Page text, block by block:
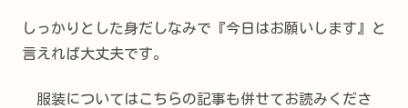
しっかりとした身だしなみで『今日はお願いします』と
言えれば大丈夫です。
服装についてはこちらの記事も併せてお読みくださ